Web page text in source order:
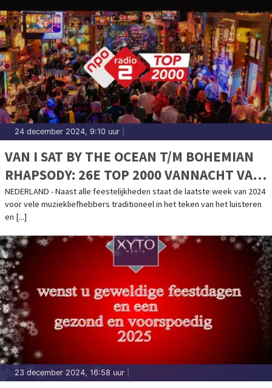
24 december 2024, 9:10 uur
VAN I SAT BY THE OCEAN T/M BOHEMIAN
RHAPSODY: 26E TOP 2000 VANNACHT VAN
START
NEDERLAND - Naast alle feestelijkheden staat de laatste week van 2024
voor vele muziekliefhebbers traditioneel in het teken van het luisteren
en [...]
23 december 2024, 16:58 uur